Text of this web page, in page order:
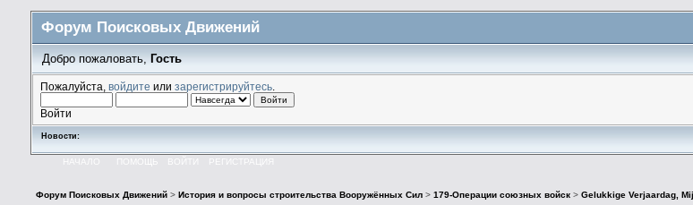
Форум Поисковых Движений
Добро пожаловать, Гость
Пожалуйста, войдите или зарегистрируйтесь.
Войти
Новости:
НАЧАЛО ПОМОЩЬ ВОЙТИ РЕГИСТРАЦИЯ
Форум Поисковых Движений > История и вопросы строительства Вооружённых Сил >179-Операции союзных войск >Gelukkige Verjaardag,